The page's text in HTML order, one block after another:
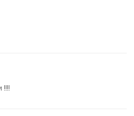
!!!!